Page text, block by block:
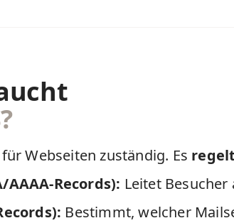
Webseiten zuständig. Es
Records): Leitet
Bestimmt, welcher